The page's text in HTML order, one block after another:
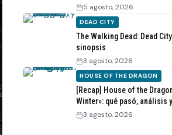
5 agosto, 2026
DEAD CITY
The Walking Dead: Dead
sinopsis
3 agosto, 2026
HOUSE OF THE DRAGON
[Recap] House of the
Winter»: qué pasó, análisis
3 agosto, 2026